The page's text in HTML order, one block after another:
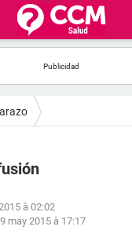
à 02:02
may 2015 à 17:17